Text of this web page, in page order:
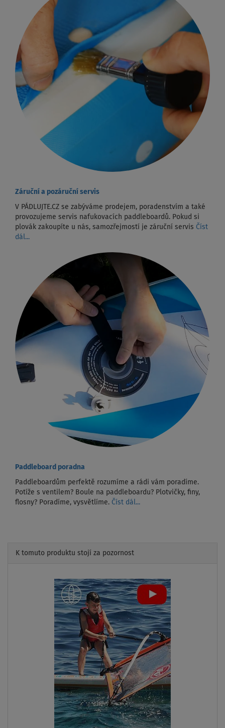
Záruční a pozáruční servis
V PÁDLUJTE.CZ se zabýváme prodejem, poradenstvím a také
provozujeme servis nafukovacích paddleboardů. Pokud si
plovák zakoupíte u nás, samozřejmostí je záruční servis Číst
dál...
Paddleboard poradna
Paddleboardům perfektě rozumíme a rádi vám poradíme.
Potíže s ventilem? Boule na paddleboardu? Plotvičky, finy,
flosny? Poradíme, vysvětlíme. Číst dál...
K tomuto produktu stojí za pozornost
Previous